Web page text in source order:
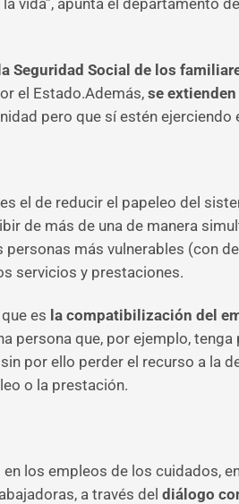
vida”, apunta el departamento
Seguridad Social de los
el Estado.Además, se
pero que sí estén ejerciendo
el de reducir el papeleo del
de más de una de manera
más vulnerables (con
servicios y prestaciones.
es la compatibilización del
persona que, por ejemplo,
por ello perder el recurso a la
o la prestación.
los empleos de los cuidados,
a través del diálogo